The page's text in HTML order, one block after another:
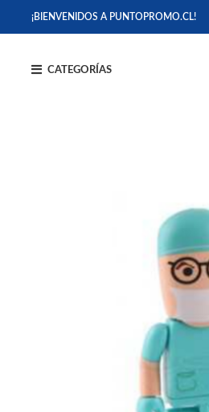
¡BIENVENIDOS A PUNTOPROMO.CL!
CATEGORÍAS